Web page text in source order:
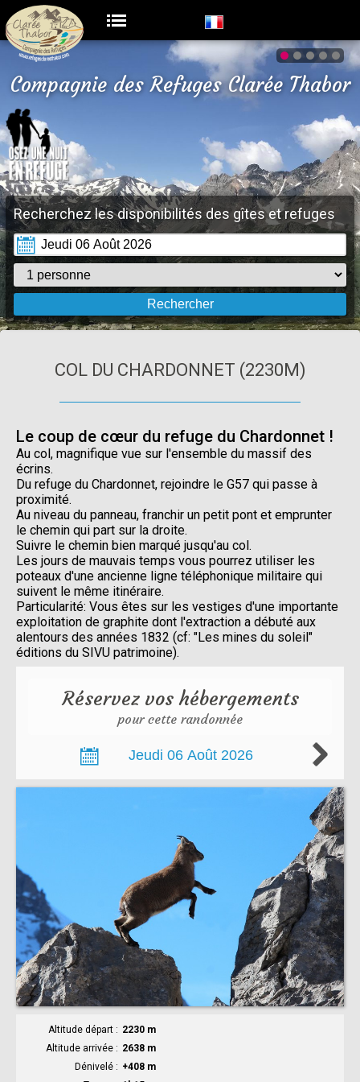
Compagnie des Refuges Clarée Thabor
Recherchez les disponibilités des gîtes et refuges
COL DU CHARDONNET (2230M)
Le coup de cœur du refuge du Chardonnet !
Au col, magnifique vue sur l'ensemble du massif des
écrins.
Du refuge du Chardonnet, rejoindre le G57 qui passe à
proximité.
Au niveau du panneau, franchir un petit pont et emprunter
le chemin qui part sur la droite.
Suivre le chemin bien marqué jusqu'au col.
Les jours de mauvais temps vous pourrez utiliser les
poteaux d'une ancienne ligne téléphonique militaire qui
suivent le même itinéraire.
Particularité: Vous êtes sur les vestiges d'une importante
exploitation de graphite dont l'extraction a débuté aux
alentours des années 1832 (cf: "Les mines du soleil"
éditions du SIVU patrimoine).
Réservez vos hébergements
pour cette randonnée
Altitude départ
2230 m
Altitude arrivée
2638 m
Dénivelé
+408 m